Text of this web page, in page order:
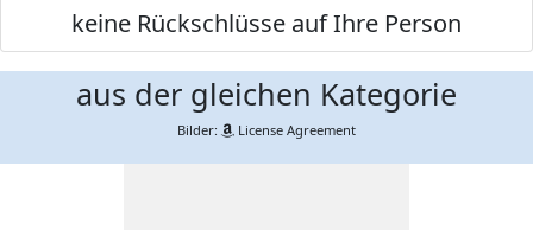
keine Rückschlüsse auf Ihre Person
aus der gleichen Kategorie
Bilder: License Agreement